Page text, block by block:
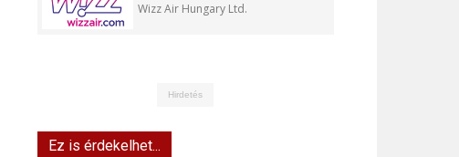
Wizz Air Hungary Ltd.
Hirdetés
Ez is érdekelhet...